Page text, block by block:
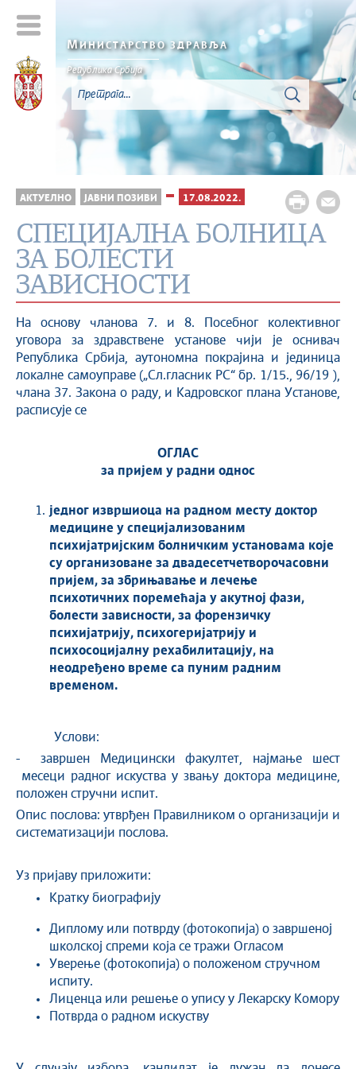
МИНИСТАРСТВО ЗДРАВЉА
Република Србија
АКТУЕЛНО ЈАВНИ ПОЗИВИ 17.08.2022.
СПЕЦИЈАЛНА БОЛНИЦА
ЗА БОЛЕСТИ
ЗАВИСНОСТИ
На основу чланова 7. и 8. Посебног колективног
уговора за здравствене установе чији је оснивач
Република Србија, аутономна покрајина и јединица
локалне самоуправе („Сл.гласник РС“ бр. 1/15., 96/19 ),
члана 37. Закона о раду, и Кадровског плана Установе,
расписује се
ОГЛАС
за пријем у радни однос
једног извршиоца на радном месту доктор
медицине у специјализованим
психијатријским болничким установама које
су организоване за двадесетчетворочасовни
пријем, за збрињавање и лечење
психотичних поремећаја у акутној фази,
болести зависности, за форензичку
психијатрију, психогеријатрију и
психосоцијалну рехабилитацију, на
неодређено време са пуним радним
временом.
Услови:
- завршен Медицински факултет, најмање шест
месеци радног искуства у звању доктора медицине,
положен стручни испит.
Опис послова: утврђен Правилником о организацији и
систематизацији послова.
Уз пријаву приложити:
Кратку биографију
Диплому или потврду (фотокопија) о завршеној
школској спреми која се тражи Огласом
Уверење (фотокопија) о положеном стручном
испиту.
Лиценца или решење о упису у Лекарску Комору
Потврда о радном искуству